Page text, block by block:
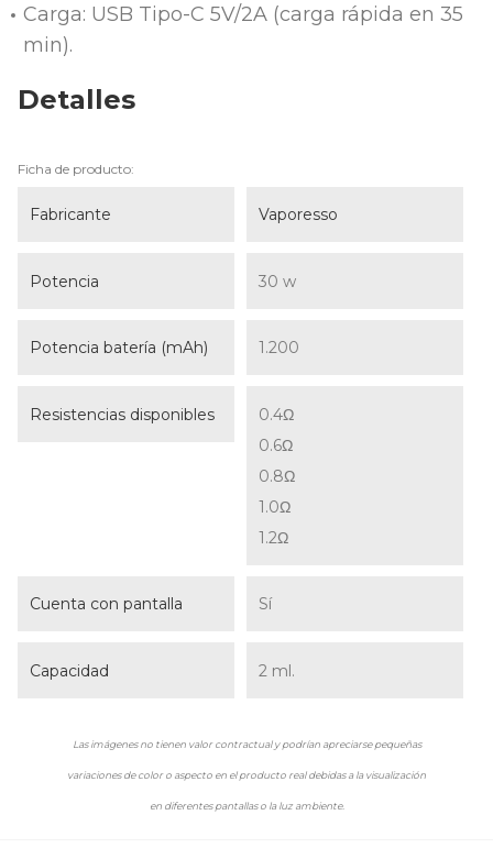
Carga: USB Tipo-C 5V/2A (carga rápida en 35
min).
Detalles
Ficha de producto:
Fabricante Vaporesso
Potencia 30 w
Potencia batería (mAh) 1.200
Resistencias disponibles
0.4Ω
0.6Ω
0.8Ω
1.0Ω
1.2Ω
Cuenta con pantalla Sí
Capacidad 2 ml.
Las imágenes no tienen valor contractual y podrían apreciarse pequeñas
variaciones de color o aspecto en el producto real debidas a la visualización
en diferentes pantallas o la luz ambiente.